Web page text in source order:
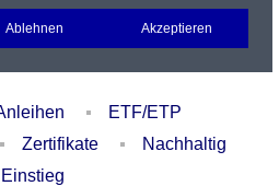
Portfolio Login
ETF/ETP
Zertifikate
Nachhaltig
Einstieg
Ablehnen Akzeptieren